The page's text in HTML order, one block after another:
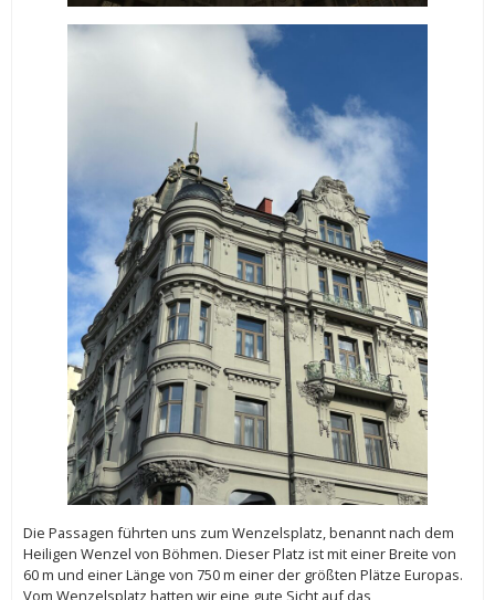
Die Passagen führten uns zum Wenzelsplatz, benannt nach dem
Heiligen Wenzel von Böhmen. Dieser Platz ist mit einer Breite von
60 m und einer Länge von 750 m einer der größten Plätze Europas.
Vom Wenzelsplatz hatten wir eine gute Sicht auf das